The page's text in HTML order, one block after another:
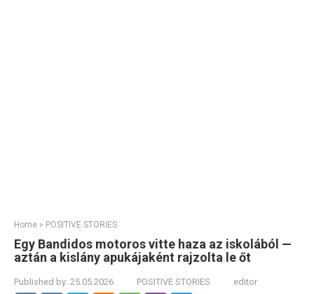
Home » POSITIVE STORIES
Egy Bandidos motoros vitte haza az iskolából —
aztán a kislány apukájaként rajzolta le őt
Published by: 25.05.2026 POSITIVE STORIES editor